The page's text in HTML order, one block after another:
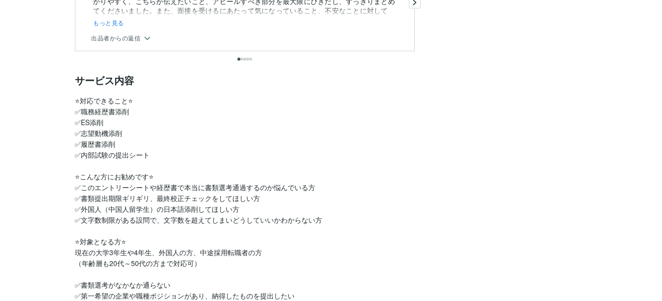
てくださいました。また、面接を受けるにあたって気になっていること、不安なことに対して
も...
もっと見る
出品者からの返信
サービス内容
⭐️対応できること⭐️
✅職務経歴書添削
✅ES添削
✅志望動機添削
✅履歴書添削
✅内部試験の提出シート
⭐️こんな方にお勧めです⭐️
✅このエントリーシートや経歴書で本当に書類選考通過するのか悩んでいる方
✅書類提出期限ギリギリ、最終校正チェックをしてほしい方
✅外国人（中国人留学生）の日本語添削してほしい方
✅文字数制限がある設問で、文字数を超えてしまいどうしていいかわからない方
⭐️対象となる方⭐️
現在の大学3年生や4年生、外国人の方、中途採用転職者の方
（年齢層も20代～50代の方まで対応可）
✅書類選考がなかなか通らない
✅第一希望の企業や職種ポジションがあり、納得したものを提出したい